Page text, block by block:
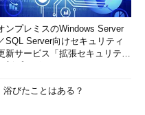
ンプレミスのWindows Server
SQL Server向けセキュリティ
新サービス「拡張セキュリティ
浴びたことはある？